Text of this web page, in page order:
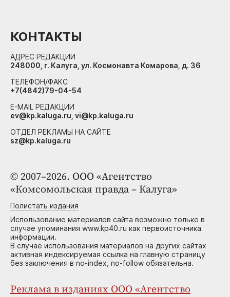
© 2007–2026. ООО «Агентство
«Комсомольская правда – Калуга»
Полистать издания
Использование материалов сайта возможно только в
случае упоминания www.kp40.ru как первоисточника
информации.
В случае использования материалов на других сайтах
активная индексируемая ссылка на главную страницу
без заключения в no-index, no-follow обязательна.
Реклама в изданиях ООО «Агентство
КОНТАКТЫ
АДРЕС РЕДАКЦИИ
248000, г. Калуга, ул. Космонавта Комарова, д. 36
ТЕЛЕФОН/ФАКС
+7(4842)79-04-54
E-MAIL РЕДАКЦИИ
ev@kp.kaluga.ru, vi@kp.kaluga.ru
ОТДЕЛ РЕКЛАМЫ НА САЙТЕ
sz@kp.kaluga.ru